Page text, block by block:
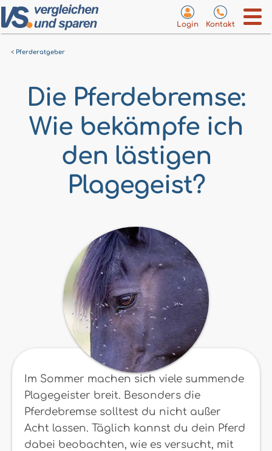
Login Kontakt
Pferderatgeber
Die Pferdebremse:
Wie bekämpfe ich
den lästigen
Plagegeist?
Im Sommer machen sich viele summende
Plagegeister breit. Besonders die
Pferdebremse solltest du nicht außer
Acht lassen. Täglich kannst du dein Pferd
dabei beobachten, wie es versucht, mit